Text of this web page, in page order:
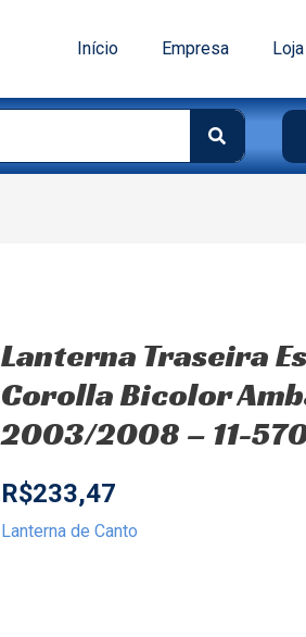
Início Empresa Loja
Lanterna Traseira
Corolla Bicolor
2003/2008 – 11-
R$233,47
Lanterna de Canto